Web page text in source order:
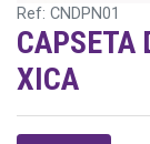
Ref: CNDPN01
CAPSETA
XICA